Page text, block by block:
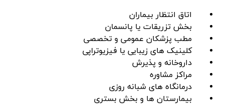
اتاق انتظار بیماران
بخش تزریقات یا پانسمان
مطب پزشکان عمومی و تخصصی
کلینیک های زیبایی یا فیزیوتراپی
داروخانه و پذیرش
مراکز مشاوره
درمانگاه های شبانه روزی
بیمارستان ها و بخش بستری